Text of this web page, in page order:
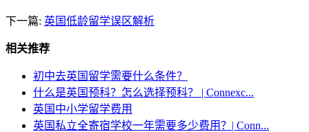
下一篇: 英国低龄留学误区解析
相关推荐
初中去英国留学需要什么条件？
什么是英国预科？怎么选择预科？ | Connexc...
英国中小学留学费用
英国私立全寄宿学校一年需要多少费用？| Conn...